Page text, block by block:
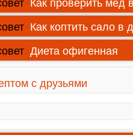
Как проверить мед
Как коптить сало в
Диета офигенная
с друзьями